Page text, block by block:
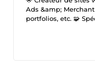
Ads &amp;
portfolios, etc. 🧩
mesure 📈
Center 🔗 SEO
ComeUp ! 👉